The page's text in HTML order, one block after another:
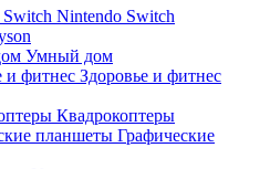
Nintendo Switch
Умный дом
Здоровье и фитнес
Квадрокоптеры
Графические